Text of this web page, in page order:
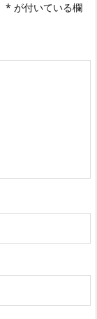
* が付いている欄